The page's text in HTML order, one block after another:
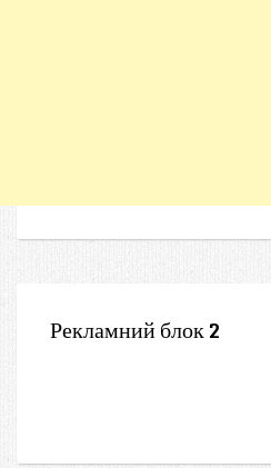
Рекламний блок 2